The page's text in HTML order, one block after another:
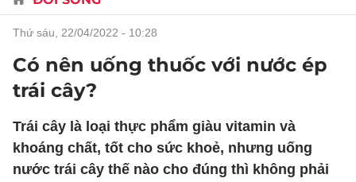
thứ sáu, 22/04/2022 - 10:28
Có nên uống thuốc với nước ép
trái cây?
Trái cây là loại thực phẩm giàu vitamin và
khoáng chất, tốt cho sức khoẻ, nhưng uống
nước trái cây thế nào cho đúng thì không phải